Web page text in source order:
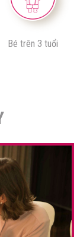
Bé trên 3 tuổi